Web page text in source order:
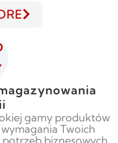
gamy produktów
Twoich
biznesowych.